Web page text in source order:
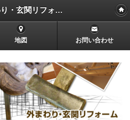
外まわり・玄関リフォーム
地図 お問い合わせ